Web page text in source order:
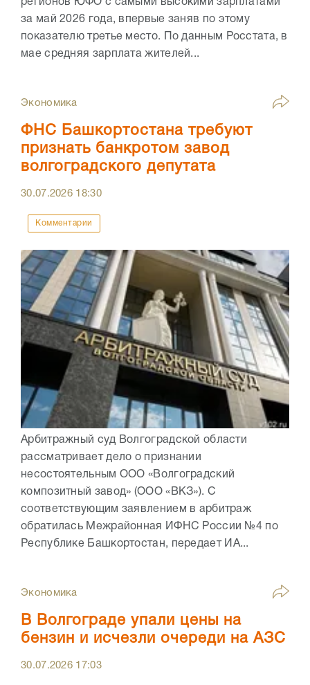
регионов ЮФО с самыми высокими зарплатами
за май 2026 года, впервые заняв по этому
показателю третье место. По данным Росстата, в
мае средняя зарплата жителей...
Экономика
ФНС Башкортостана требуют
признать банкротом завод
волгоградского депутата
30.07.2026 18:30
Комментарии
Арбитражный суд Волгоградской области
рассматривает дело о признании
несостоятельным ООО «Волгоградский
композитный завод» (ООО «ВКЗ»). С
соответствующим заявлением в арбитраж
обратилась Межрайонная ИФНС России №4 по
Республике Башкортостан, передает ИА...
Экономика
В Волгограде упали цены на
бензин и исчезли очереди на АЗС
30.07.2026 17:03